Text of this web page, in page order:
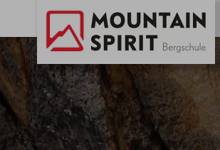
Skitouren
Skitouren Alpen